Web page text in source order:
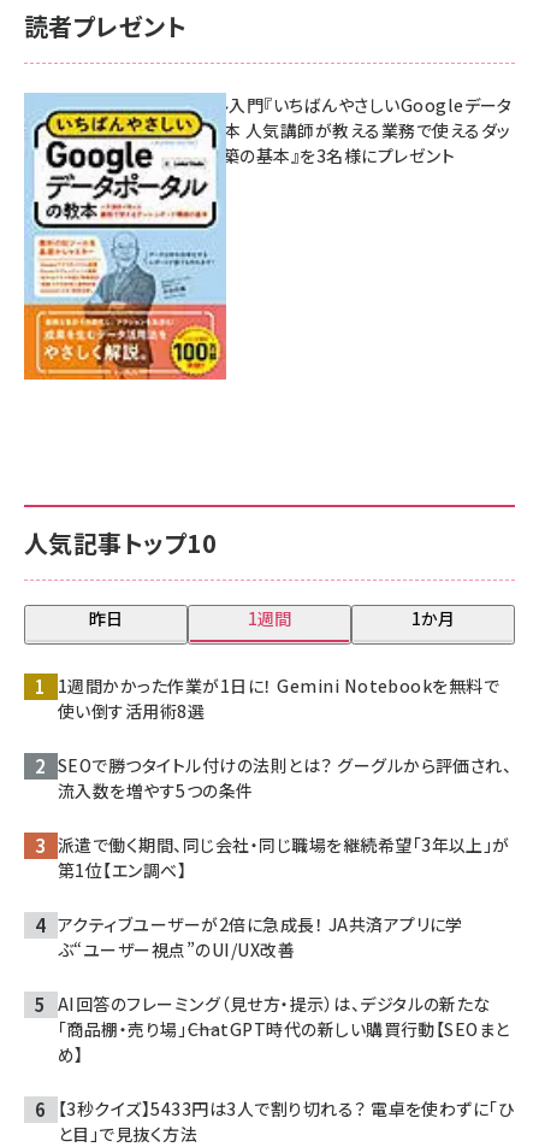
人気記事トップ10
昨日 1週間 1か月
1週間かかった作業が1日に！ Gemini Notebookを無料で
使い倒す活用術8選
SEOで勝つタイトル付けの法則とは？ グーグルから評価され、
流入数を増やす5つの条件
派遣で働く期間、同じ会社・同じ職場を継続希望「3年以上」が
第1位【エン調べ】
アクティブユーザーが2倍に急成長！ JA共済アプリに学
ぶ“ユーザー視点”のUI/UX改善
AI回答のフレーミング（見せ方・提示）は、デジタルの新たな
「商品棚・売り場」――ChatGPT時代の新しい購買行動【SEOまと
め】
【3秒クイズ】5433円は3人で割り切れる？ 電卓を使わずに「ひ
と目」で見抜く方法
読者プレゼント
無料BIツール入門『いちばんやさしいGoogleデータ
ポータルの教本 人気講師が教える業務で使えるダッ
シュボード構築の基本』を3名様にプレゼント
7月31日 10:00